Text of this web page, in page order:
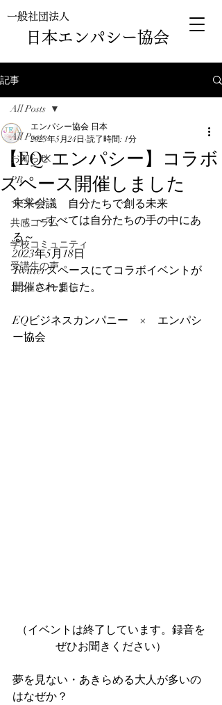
日本エンパシー協会
一般社団法人
記事
All Posts
お知らせ
PR
イベント
共感コラム
学校コミュニティ
受講生の声
エンパシー通信
All Posts
【EQ×エンパシー】コラボ
スペース開催しました
エンパシー協会 日本
2023年5月24日 読了時間: 1分
未来会議　自分たちで創る未来
～すべては自分たちの手の中にあ
る～
2023年5月18日
Twitterスペースにてコラボイベントが
開催されました。
EQビジネスカンパニー　×　エンパシ
ー協会
（イベントは終了しています。録音を
ぜひお聞きください）
夢を見ない・あきらめる大人が多いの
はなぜか？